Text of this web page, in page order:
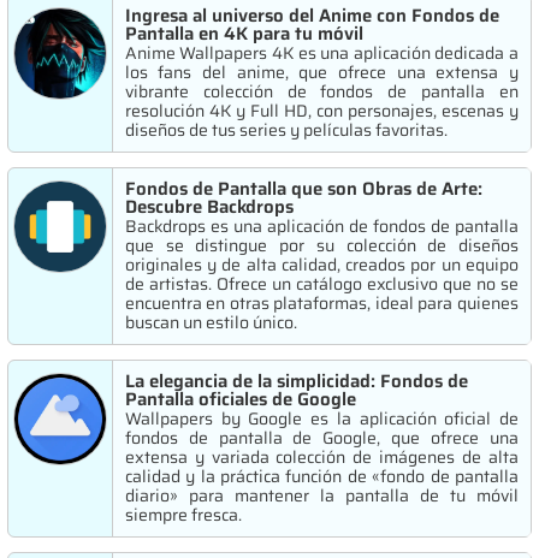
Ingresa al universo del Anime con Fondos de
Pantalla en 4K para tu móvil
Anime Wallpapers 4K es una aplicación dedicada a
los fans del anime, que ofrece una extensa y
vibrante colección de fondos de pantalla en
resolución 4K y Full HD, con personajes, escenas y
diseños de tus series y películas favoritas.
Fondos de Pantalla que son Obras de Arte:
Descubre Backdrops
Backdrops es una aplicación de fondos de pantalla
que se distingue por su colección de diseños
originales y de alta calidad, creados por un equipo
de artistas. Ofrece un catálogo exclusivo que no se
encuentra en otras plataformas, ideal para quienes
buscan un estilo único.
La elegancia de la simplicidad: Fondos de
Pantalla oficiales de Google
Wallpapers by Google es la aplicación oficial de
fondos de pantalla de Google, que ofrece una
extensa y variada colección de imágenes de alta
calidad y la práctica función de «fondo de pantalla
diario» para mantener la pantalla de tu móvil
siempre fresca.